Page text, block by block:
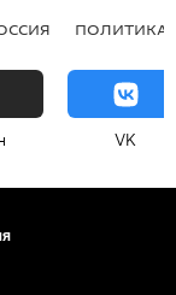
ПОЛИТИКА
VK